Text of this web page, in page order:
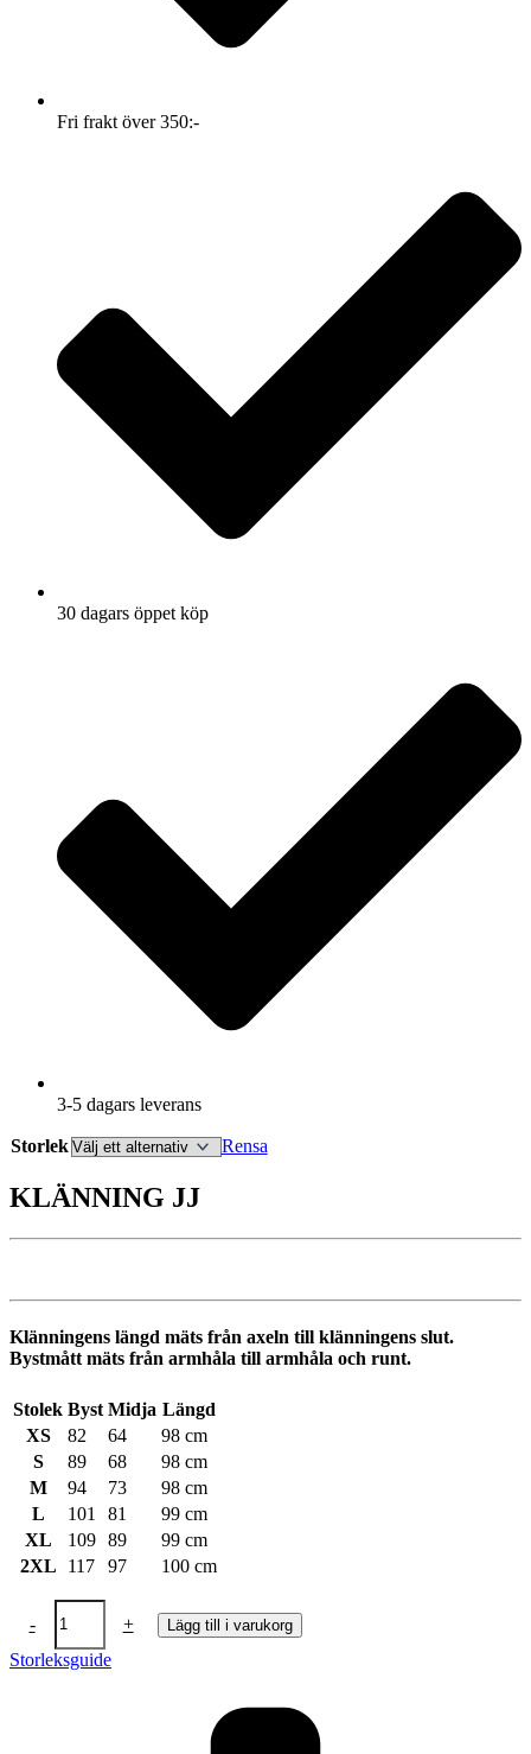
Fri frakt över 350:-
30 dagars öppet köp
3-5 dagars leverans
Storlek Rensa
KLÄNNING JJ
Klänningens längd mäts från axeln till klänningens slut.
Bystmått mäts från armhåla till armhåla och runt.
Stolek Byst Midja Längd
XS
82 64
98 cm
S
89 68
98 cm
M
94 73
98 cm
L
101 81
99 cm
XL
109 89
99 cm
2XL
117 97 100 cm
-
Mörkgrön
klänning
enfärgad
50
+ Lägg till i varukorg
Storleksguide